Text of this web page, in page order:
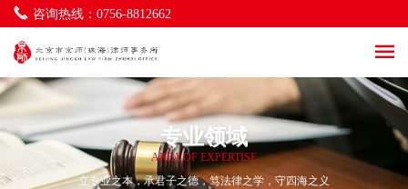
咨询热线：0756-8812662海商海事与物流法律事务
一带一路及涉外法律事务
立法服务法律事务
律师调解法律事务
专业领域
AREA OF EXPERTISE
立专业之本，承君子之德，笃法律之学，守四海之义